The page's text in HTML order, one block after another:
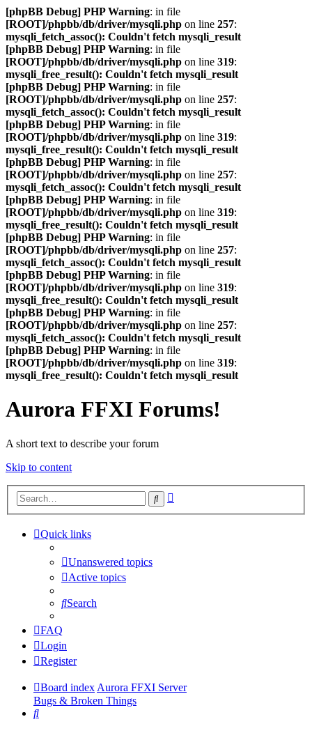
[phpBB Debug] PHP Warning: in file
[ROOT]/phpbb/db/driver/mysqli.php on line 257:
mysqli_fetch_assoc(): Couldn't fetch mysqli_result
[phpBB Debug] PHP Warning: in file
[ROOT]/phpbb/db/driver/mysqli.php on line 319:
mysqli_free_result(): Couldn't fetch mysqli_result
[phpBB Debug] PHP Warning: in file
[ROOT]/phpbb/db/driver/mysqli.php on line 257:
mysqli_fetch_assoc(): Couldn't fetch mysqli_result
[phpBB Debug] PHP Warning: in file
[ROOT]/phpbb/db/driver/mysqli.php on line 319:
mysqli_free_result(): Couldn't fetch mysqli_result
[phpBB Debug] PHP Warning: in file
[ROOT]/phpbb/db/driver/mysqli.php on line 257:
mysqli_fetch_assoc(): Couldn't fetch mysqli_result
[phpBB Debug] PHP Warning: in file
[ROOT]/phpbb/db/driver/mysqli.php on line 319:
mysqli_free_result(): Couldn't fetch mysqli_result
[phpBB Debug] PHP Warning: in file
[ROOT]/phpbb/db/driver/mysqli.php on line 257:
mysqli_fetch_assoc(): Couldn't fetch mysqli_result
[phpBB Debug] PHP Warning: in file
[ROOT]/phpbb/db/driver/mysqli.php on line 319:
mysqli_free_result(): Couldn't fetch mysqli_result
[phpBB Debug] PHP Warning: in file
[ROOT]/phpbb/db/driver/mysqli.php on line 257:
mysqli_fetch_assoc(): Couldn't fetch mysqli_result
[phpBB Debug] PHP Warning: in file
[ROOT]/phpbb/db/driver/mysqli.php on line 319:
mysqli_free_result(): Couldn't fetch mysqli_result
Aurora FFXI Forums!
A short text to describe your forum
Skip to content
Search
Quick links
Unanswered topics
Active topics
Search
FAQ
Login
Register
Board indexAurora FFXI Server
Bugs & Broken Things
Search